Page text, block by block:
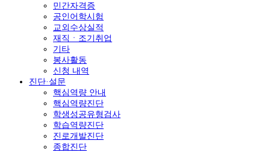
민간자격증
공인어학시험
교외수상실적
재직ㆍ조기취업
기타
봉사활동
신청 내역
진단·설문
핵심역량 안내
핵심역량진단
학생성공유형검사
학습역량진단
진로개발진단
종합진단